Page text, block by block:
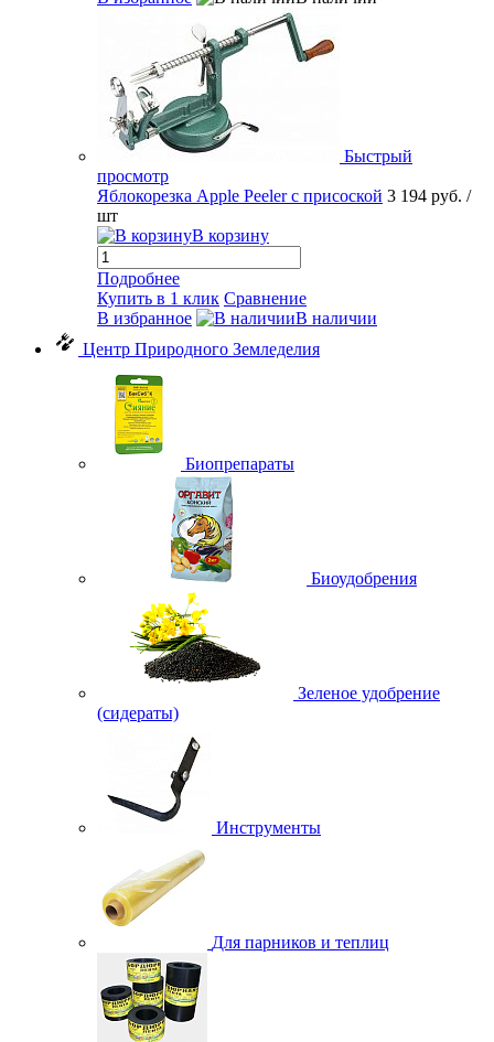
Быстрый
просмотр
Яблокорезка Apple Peeler с присоской 3 194 руб. /
шт
В корзину
Подробнее
Купить в 1 клик Сравнение
В избранное
В наличии
Центр Природного Земледелия
Биопрепараты
Биоудобрения
Зеленое удобрение
(сидераты)
Инструменты
Для парников и теплиц